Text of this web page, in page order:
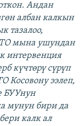
Андан
албан калкын
тазалоо,
мына ушундан
интервенция
күчтөрү сүрүп
Косовону ээлеп,
БУУнун
мунун бири да
калк ал